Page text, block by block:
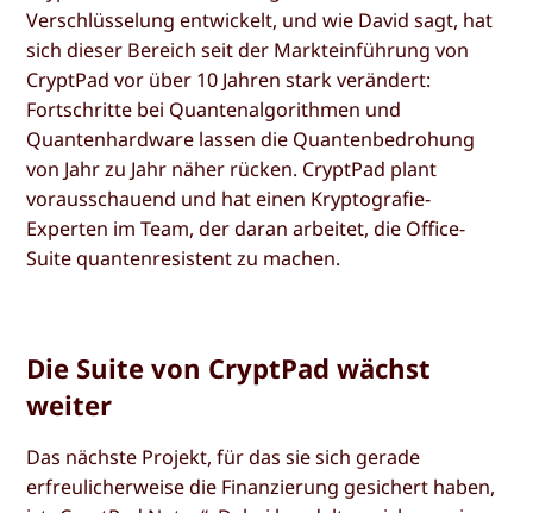
Verschlüsselung entwickelt, und wie David sagt, hat
sich dieser Bereich seit der Markteinführung von
CryptPad vor über 10 Jahren stark verändert:
Fortschritte bei Quantenalgorithmen und
Quantenhardware lassen die Quantenbedrohung
von Jahr zu Jahr näher rücken. CryptPad plant
vorausschauend und hat einen Kryptografie-
Experten im Team, der daran arbeitet, die Office-
Suite quantenresistent zu machen.
Die Suite von CryptPad wächst
weiter
Das nächste Projekt, für das sie sich gerade
erfreulicherweise die Finanzierung gesichert haben,